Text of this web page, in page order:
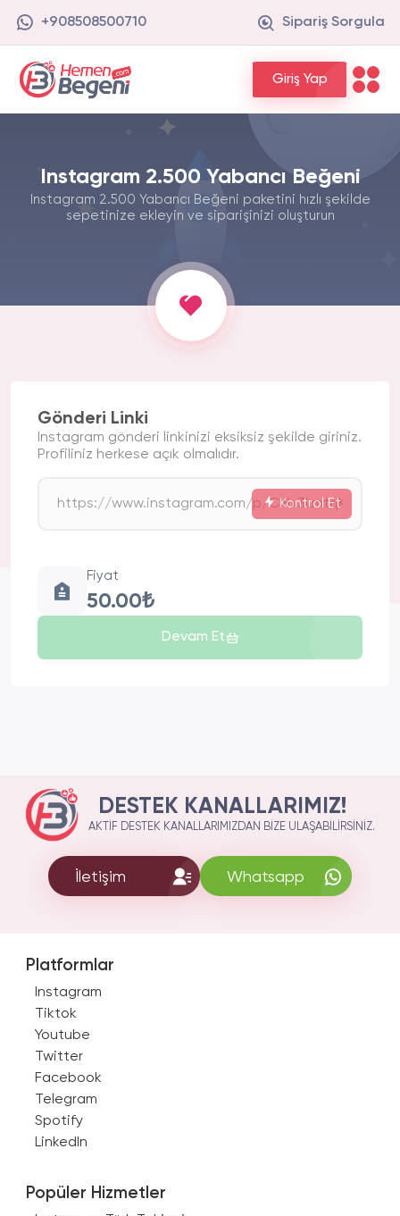
+908508500710 Sipariş Sorgula
Giriş Yap
Instagram 2.500 Yabancı Beğeni
Instagram 2.500 Yabancı Beğeni paketini hızlı şekilde
sepetinize ekleyin ve siparişinizi oluşturun
Gönderi Linki
Instagram gönderi linkinizi eksiksiz şekilde giriniz.
Profiliniz herkese açık olmalıdır.
Kontrol Et
Fiyat
50.00₺
Devam Et
DESTEK KANALLARIMIZ!
AKTIF DESTEK KANALLARIMIZDAN BIZE ULAŞABILIRSINIZ.
İletişim Whatsapp
Platformlar
Instagram
Tiktok
Youtube
Twitter
Facebook
Telegram
Spotify
LinkedIn
Popüler Hizmetler